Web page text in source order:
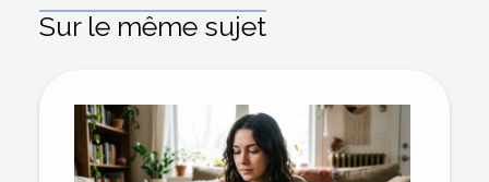
Sur le même sujet